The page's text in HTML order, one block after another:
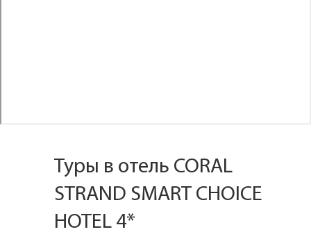
Туры в отель CORAL
STRAND SMART CHOICE
HOTEL 4*